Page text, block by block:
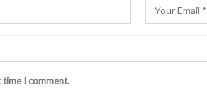
time I comment.